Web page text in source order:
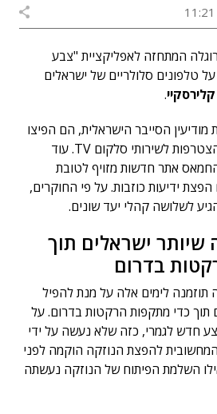
המתחזה לאפליקציית "צבע
טלפונים סלולריים של ישראלים
קלירסקיי.
הסייבר הישראלית, הם הפיצו
קובץ המתחזה לטופס ההצטרפות לשירותי סלקום TV. עוד
אתר חדשות מזויף לטובת
ידיעות כוזבות. על פי החוקרים,
לשלושה קהלי יעד שונים.
ישראלים תוך
בדרום
לימים אלה על מנת להפיל
תוך כדי מתקפות הרקטות בדרום. על
חדש לגמרי, כזה שלא נעשה על ידי
להפצת הנוזקה הוקמה לפני
27 ליולי, ואילו השלמת הפיתוח של הנוזקה נעשתה